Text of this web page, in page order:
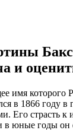
и
имя которого
в 1866 году в
Его страсть к
в юные годы он